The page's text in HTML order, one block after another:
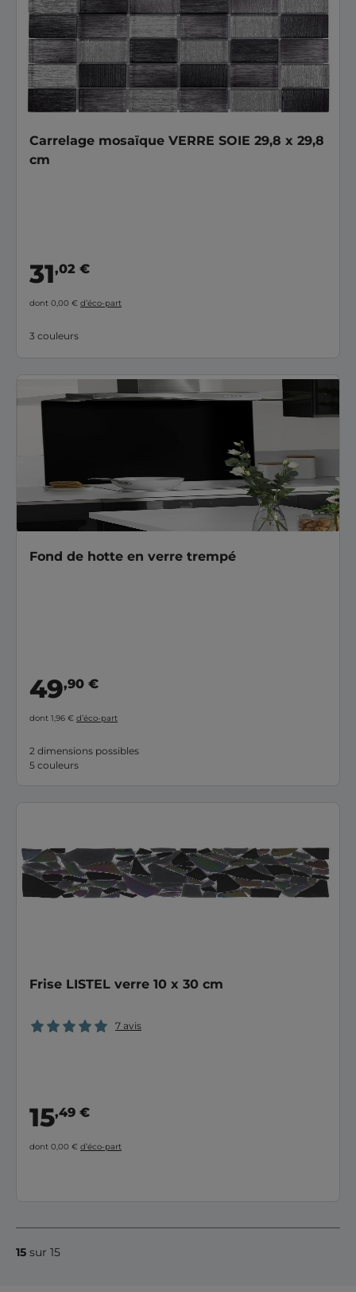
Carrelage mosaïque VERRE SOIE 29,8 x 29,8
cm
31,02 €
dont 0,00 € d’éco-part
3 couleurs
Fond de hotte en verre trempé
49,90 €
dont 1,96 € d’éco-part
2 dimensions possibles
5 couleurs
Frise LISTEL verre 10 x 30 cm
7 avis
15,49 €
dont 0,00 € d’éco-part
15 sur 15